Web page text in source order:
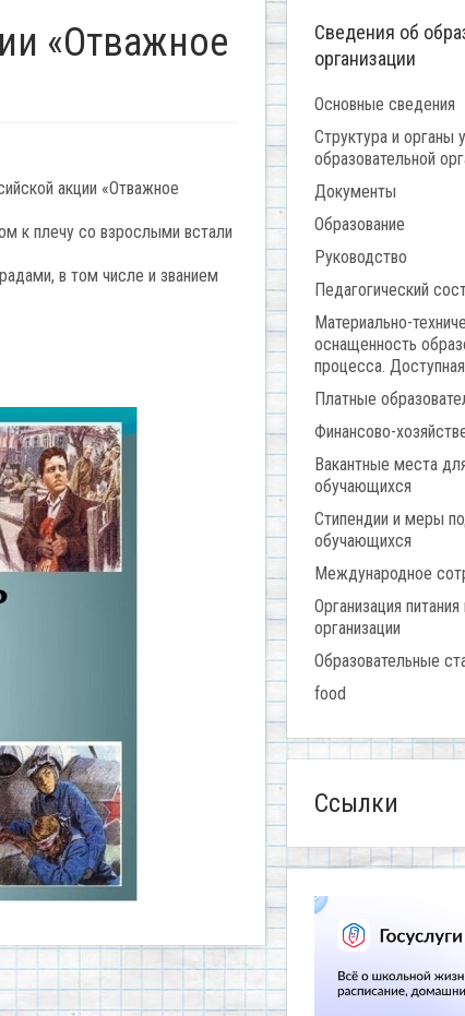
«Отважное
акции «Отважное
к плечу со взрослыми встали
в том числе и званием
Сведения об
организации
Основные сведения
Структура и органы
образовательной
Документы
Образование
Руководство
Педагогический
Материально-
оснащенность
процесса.
Платные
Финансово-
Вакантные места
обучающихся
Стипендии и меры
обучающихся
Международное
Организация
организации
Образовательные
food
Ссылки